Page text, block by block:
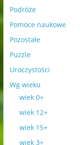
Podróże
Pomoce naukowe
Pozostałe
Puzzle
Uroczystości
Wg wieku
wiek 0+
wiek 12+
wiek 15+
wiek 3+